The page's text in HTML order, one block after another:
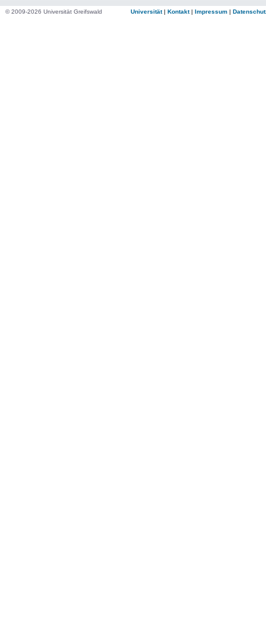
© 2009-2026 Universität Greifswald Universität| Kontakt| Impressum |